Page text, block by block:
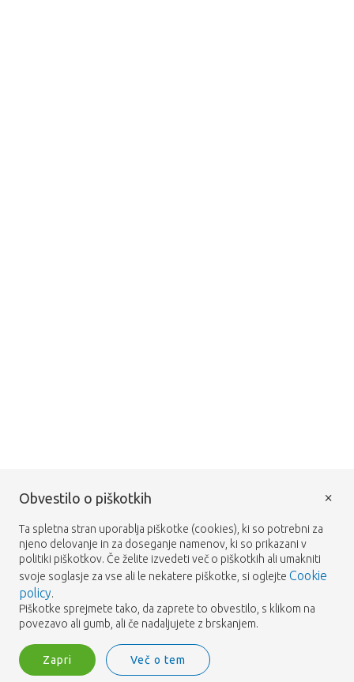
Obvestilo o piškotkih
Ta spletna stran uporablja piškotke (cookies), ki so potrebni za
njeno delovanje in za doseganje namenov, ki so prikazani v
politiki piškotkov. Če želite izvedeti več o piškotkih ali umakniti
svoje soglasje za vse ali le nekatere piškotke, si oglejte Cookie
policy.
Piškotke sprejmete tako, da zaprete to obvestilo, s klikom na
povezavo ali gumb, ali če nadaljujete z brskanjem.
Zapri Več o tem
×